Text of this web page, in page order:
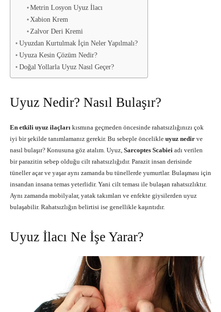
Metrin Losyon Uyuz İlacı
Xabion Krem
Zalvor Deri Kremi
Uyuzdan Kurtulmak İçin Neler Yapılmalı?
Uyuza Kesin Çözüm Nedir?
Doğal Yollarla Uyuz Nasıl Geçer?
Uyuz Nedir? Nasıl Bulaşır?
En etkili uyuz ilaçları kısmına geçmeden öncesinde rahatsızlığınızı çok
iyi bir şekilde tanımlamanız gerekir. Bu sebeple öncelikle uyuz nedir ve
nasıl bulaşır? Konusuna göz atalım. Uyuz, Sarcoptes Scabiei adı verilen
bir parazitin sebep olduğu cilt rahatsızlığıdır. Parazit insan derisinde
tüneller açar ve yaşar aynı zamanda bu tünellerde yumurtlar. Bulaşması için
insandan insana temas yeterlidir. Yani cilt teması ile bulaşan rahatsızlıktır.
Aynı zamanda mobilyalar, yatak takımları ve enfekte giysilerden uyuz
bulaşabilir. Rahatsızlığın belirtisi ise genellikle kaşıntıdır.
Uyuz İlacı Ne İşe Yarar?